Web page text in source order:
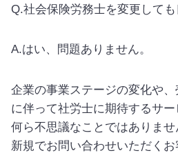
Q.社会保険労務士を変更して
A.はい、問題ありません。
企業の事業ステージの変化や
に伴って社労士に期待するサー
何ら不思議なことではありま
新規でお問い合わせいただく